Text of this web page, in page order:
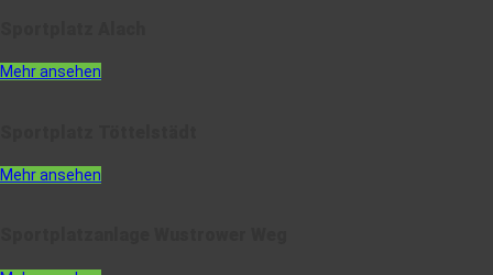
Mehr ansehen
Mehr ansehen